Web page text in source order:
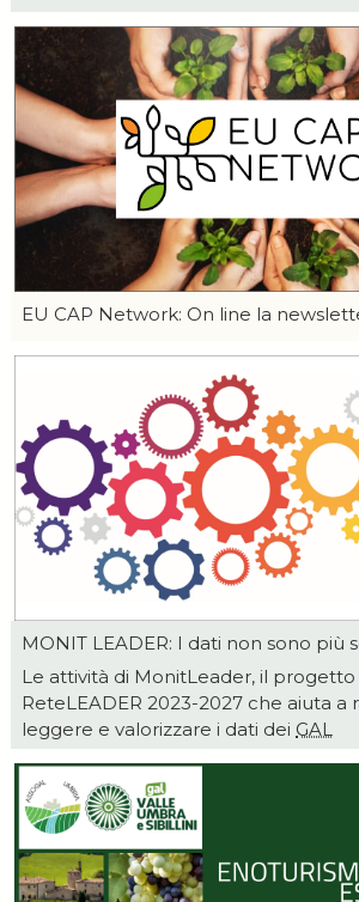
EU CAP Network: On line la
MONIT LEADER: I dati non sono più
Le attività di MonitLeader, il progetto
ReteLEADER 2023-2027 che aiuta a
leggere e valorizzare i dati dei GAL